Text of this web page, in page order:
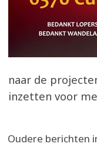
naar de
inzetten voor
Oudere berichten